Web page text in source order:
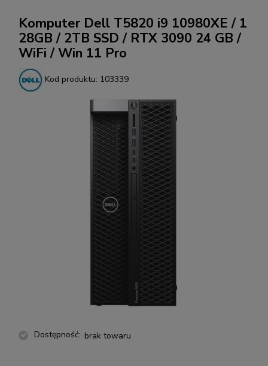
Komputer Dell T5820 i9 10980XE / 1
28GB / 2TB SSD / RTX 3090 24 GB /
WiFi / Win 11 Pro
Kod produktu: 103339
Dostępność: brak towaru